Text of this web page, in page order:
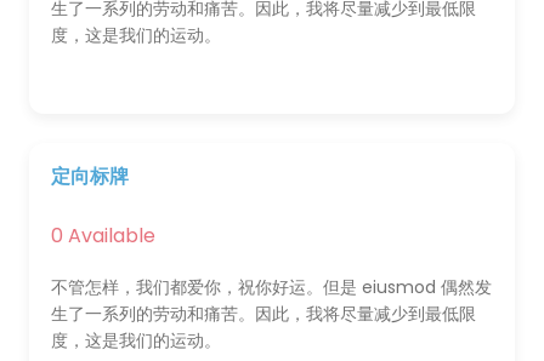
生了一系列的劳动和痛苦。因此，我将尽量减少到最低限
度，这是我们的运动。
定向标牌
0 Available
不管怎样，我们都爱你，祝你好运。但是 eiusmod 偶然发
生了一系列的劳动和痛苦。因此，我将尽量减少到最低限
度，这是我们的运动。